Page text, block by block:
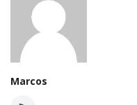
Minas Gerais
Marcos